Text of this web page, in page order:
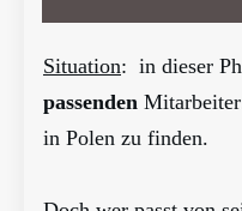
Situation: in dieser
passenden
in Polen zu finden.